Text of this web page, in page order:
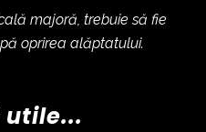
majoră, trebuie să fie
oprirea alăptatului.